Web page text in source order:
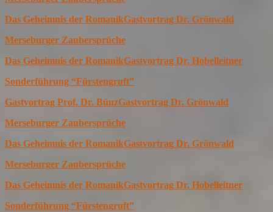
Das Geheimnis der RomanikGastvortrag Dr. Grönwald
Merseburger Zaubersprüche
Das Geheimnis der RomanikGastvortrag Dr. Hobelleitner
Sonderführung “Fürstengruft”
Gastvortrag Prof. Dr. BünzGastvortrag Dr. Grönwald
Merseburger Zaubersprüche
Das Geheimnis der RomanikGastvortrag Dr. Grönwald
Merseburger Zaubersprüche
Das Geheimnis der RomanikGastvortrag Dr. Hobelleitner
Sonderführung “Fürstengruft”